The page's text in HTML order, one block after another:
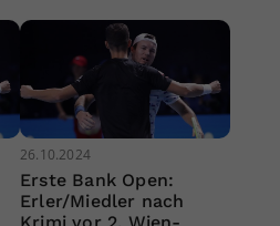
26.10.2024
Erste Bank Open:
Erler/Miedler nach